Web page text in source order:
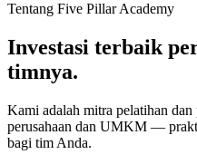
Tentang Five Pillar Academy
Investasi terbaik
timnya.
Kami adalah mitra pelatihan
perusahaan dan UMKM —
bagi tim Anda.